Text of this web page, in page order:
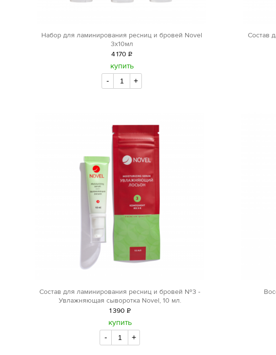
Набор для ламинирования ресниц и бровей Novel
3х10мл
4170 Р
уб.
купить
- +
Состав
Состав для ламинирования ресниц и бровей №3 -
Увлажняющая сыворотка Novel, 10 мл.
1390 Р
уб.
купить
- +